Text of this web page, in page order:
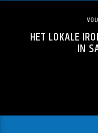
HET LOKALE
IN